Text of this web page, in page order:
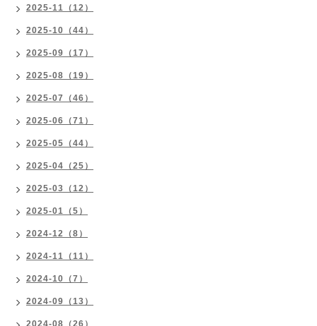
2025-11（12）
2025-10（44）
2025-09（17）
2025-08（19）
2025-07（46）
2025-06（71）
2025-05（44）
2025-04（25）
2025-03（12）
2025-01（5）
2024-12（8）
2024-11（11）
2024-10（7）
2024-09（13）
2024-08（26）